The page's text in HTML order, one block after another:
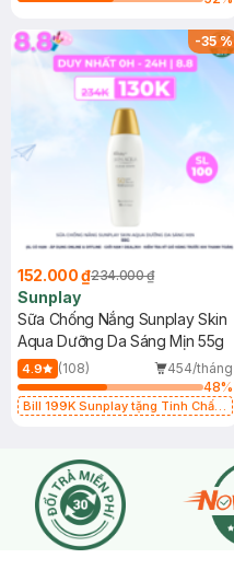
-35%
152.000 ₫234.000 ₫
Sunplay
Sữa Chống Nắng Sunplay Skin
Aqua Dưỡng Da Sáng Mịn 55g
4.9 (108)
454/tháng
48%
Bill 199K Sunplay tặng Tinh Chất